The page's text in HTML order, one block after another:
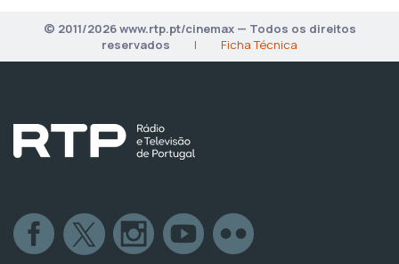
© 2011/2026 www.rtp.pt/cinemax — Todos os direitos
reservados
| Ficha Técnica